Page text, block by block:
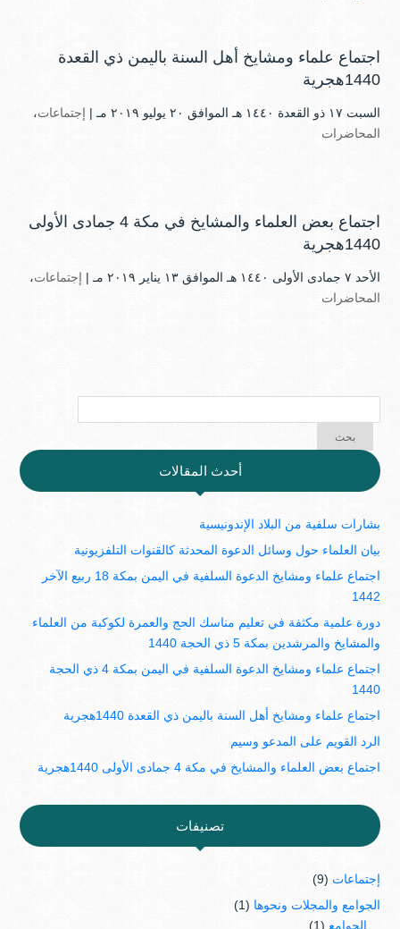
اجتماع علماء ومشايخ أهل السنة باليمن ذي القعدة
1440هجرية
السبت ۱۷ ذو القعدة ۱٤٤۰ هـ الموافق ۲۰ يوليو ۲۰۱۹ مـ | إجتماعات،
المحاضرات
اجتماع بعض العلماء والمشايخ في مكة 4 جمادى الأولى
1440هجرية
الأحد ۷ جمادى الأولى ۱٤٤۰ هـ الموافق ۱۳ يناير ۲۰۱۹ مـ | إجتماعات،
المحاضرات
أحدث المقالات
بشارات سلفية من البلاد الإندونيسية
بيان العلماء حول وسائل الدعوة المحدثة كالقنوات التلفزيونية
اجتماع علماء ومشايخ الدعوة السلفية في اليمن بمكة 18 ربيع الآخر
1442
دورة علمية مكثفة في تعليم مناسك الحج والعمرة لكوكبة من العلماء
والمشايخ والمرشدين بمكة 5 ذي الحجة 1440
اجتماع علماء ومشايخ الدعوة السلفية في اليمن بمكة 4 ذي الحجة
1440
اجتماع علماء ومشايخ أهل السنة باليمن ذي القعدة 1440هجرية
الرد القويم على المدعو وسيم
اجتماع بعض العلماء والمشايخ في مكة 4 جمادى الأولى 1440هجرية
تصنيفات
إجتماعات (9)
الجوامع والمجلات ونحوها (1)
الجوامع (1)